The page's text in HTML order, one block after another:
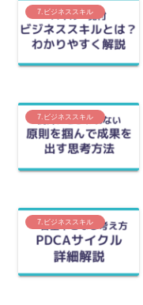
7.ビジネススキル
7.ビジネススキル
7.ビジネススキル